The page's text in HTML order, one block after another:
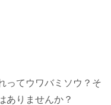
ってウワバミソウ？そ
ありませんか？